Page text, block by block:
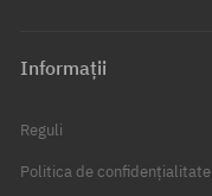
Informații
Reguli
Politica de confidențialitate